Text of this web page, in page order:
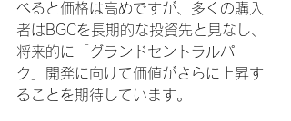
べると価格は高めですが、多くの購入
者はBGCを長期的な投資先と見なし、
将来的に「グランドセントラルパー
ク」開発に向けて価値がさらに上昇す
ることを期待しています。